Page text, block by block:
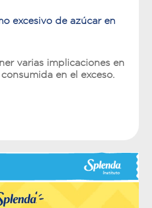
excesivo de azúcar en
varias implicaciones en
en el exceso.